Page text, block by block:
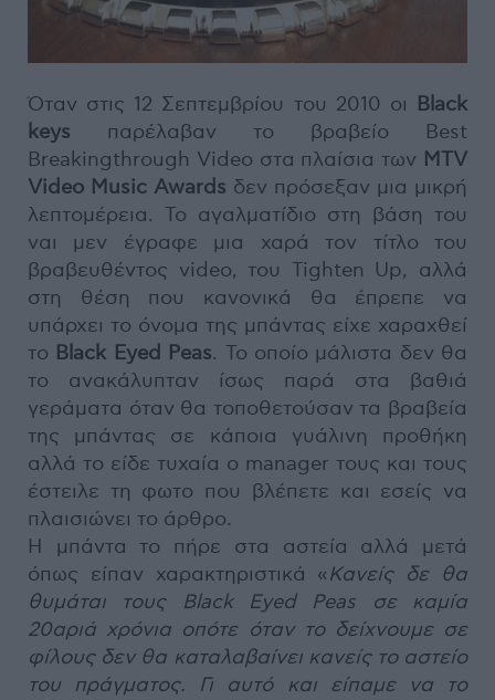
Όταν στις 12 Σεπτεμβρίου του 2010 οι Black
keys παρέλαβαν το βραβείο Best
Breakingthrough Video στα πλαίσια των MTV
Video Music Awards δεν πρόσεξαν μια μικρή
λεπτομέρεια. Το αγαλματίδιο στη βάση του
ναι μεν έγραφε μια χαρά τον τίτλο του
βραβευθέντος video, του Tighten Up, αλλά
στη θέση που κανονικά θα έπρεπε να
υπάρχει το όνομα της μπάντας είχε χαραχθεί
το Black Eyed Peas. Το οποίο μάλιστα δεν θα
το ανακάλυπταν ίσως παρά στα βαθιά
γεράματα όταν θα τοποθετούσαν τα βραβεία
της μπάντας σε κάποια γυάλινη προθήκη
αλλά το είδε τυχαία ο manager τους και τους
έστειλε τη φωτο που βλέπετε και εσείς να
πλαισιώνει το άρθρο.
Η μπάντα το πήρε στα αστεία αλλά μετά
όπως είπαν χαρακτηριστικά «Κανείς δε θα
θυμάται τους Black Eyed Peas σε καμία
20αριά χρόνια οπότε όταν το δείχνουμε σε
φίλους δεν θα καταλαβαίνει κανείς το αστείο
του πράγματος. Γι αυτό και είπαμε να το